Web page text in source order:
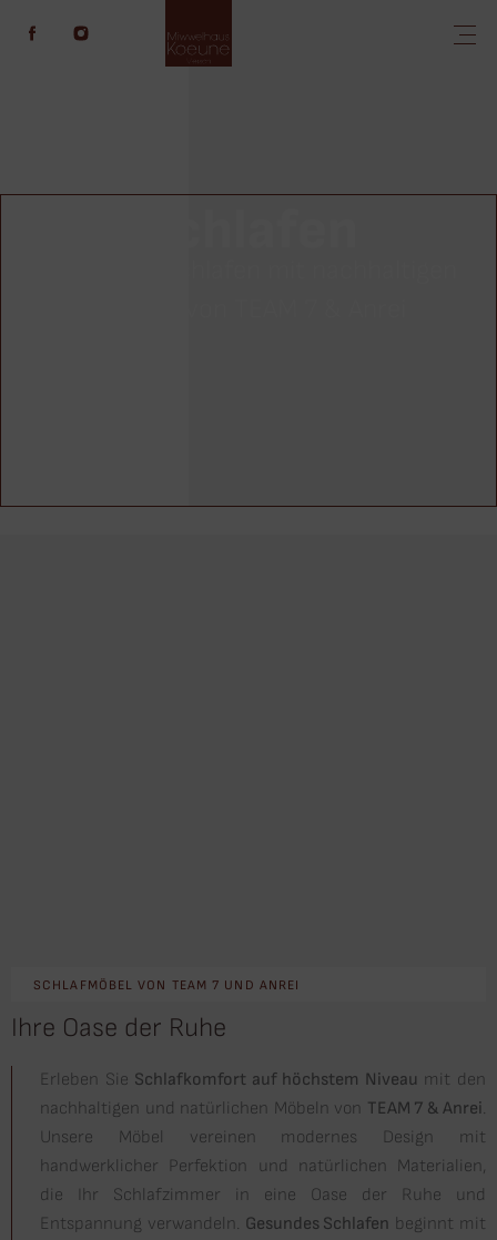
SCHLAFMÖBEL VON TEAM 7 UND ANREI
Ihre Oase der Ruhe
Erleben Sie Schlafkomfort auf höchstem Niveau mit den
nachhaltigen und natürlichen Möbeln von TEAM 7 & Anrei.
Unsere Möbel vereinen modernes Design mit
handwerklicher Perfektion und natürlichen Materialien,
die Ihr Schlafzimmer in eine Oase der Ruhe und
Entspannung verwandeln. Gesundes Schlafen beginnt mit